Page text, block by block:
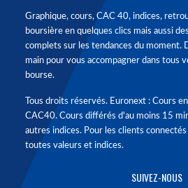
Graphique, cours, CAC 40, indices,
boursière en quelques clics mais aussi
complets sur les tendances du moment.
main pour vous accompagner dans tous
bourse.
Tous droits réservés. Euronext : Cours
CAC40. Cours différés d'au moins 15
autres indices. Pour les clients
toutes valeurs et indices.
SUIVEZ-NOUS